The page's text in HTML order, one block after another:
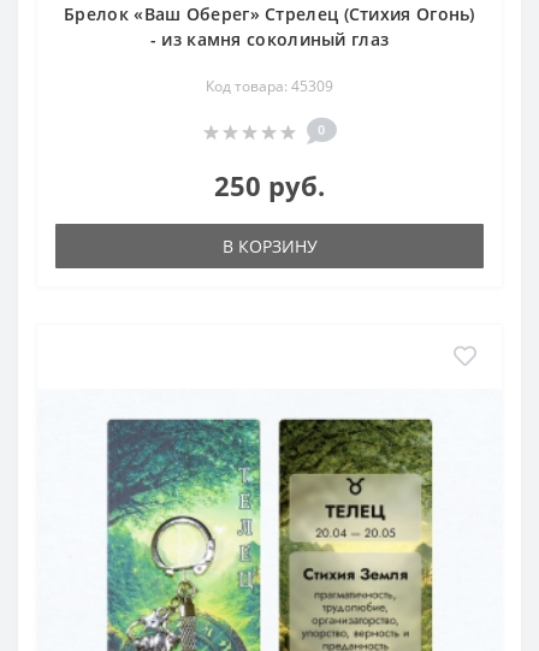
Брелок «Ваш Оберег» Стрелец (Стихия Огонь)
- из камня соколиный глаз
Код товара: 45309
0
250 руб.
В КОРЗИНУ